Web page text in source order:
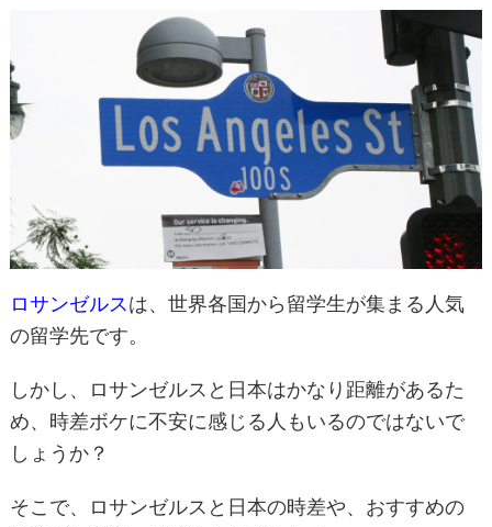
ロサンゼルスは、世界各国から留学生が集まる人気
の留学先です。
しかし、ロサンゼルスと日本はかなり距離があるた
め、時差ボケに不安に感じる人もいるのではないで
しょうか？
そこで、ロサンゼルスと日本の時差や、おすすめの